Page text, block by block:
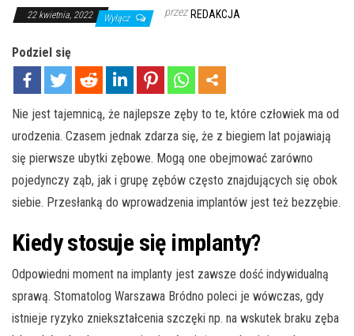
22 kwietnia, 2022 Wyłącz przez REDAKCJA
Podziel się
Nie jest tajemnicą, że najlepsze zęby to te, które człowiek ma od
urodzenia. Czasem jednak zdarza się, że z biegiem lat pojawiają
się pierwsze ubytki zębowe. Mogą one obejmować zarówno
pojedynczy ząb, jak i grupę zębów często znajdujących się obok
siebie. Przesłanką do wprowadzenia implantów jest też bezzębie.
Kiedy stosuje się implanty?
Odpowiedni moment na implanty jest zawsze dość indywidualną
sprawą. Stomatolog Warszawa Bródno poleci je wówczas, gdy
istnieje ryzyko zniekształcenia szczęki np. na wskutek braku zęba